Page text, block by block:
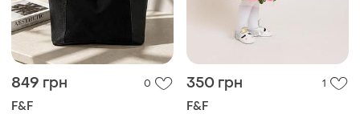
849 грн 0
F&F
350 грн 1
F&F